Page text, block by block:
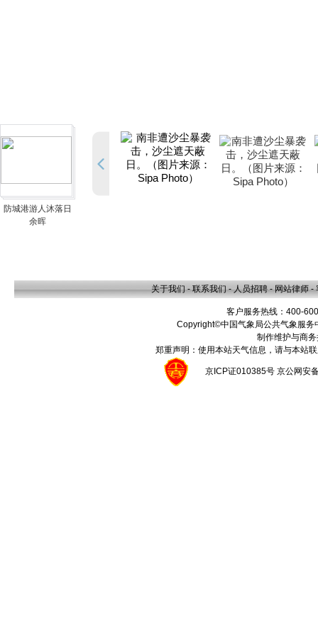
防城港游人沐落日
余晖
关于我们 - 联系我们 - 人员招聘 - 网站律师 -
客户服务热线：400-
Copyright©中国气象局公共气象服
制作维护与商
郑重声明：使用本站天气信息，请与本站
京ICP证010385号 京公网安